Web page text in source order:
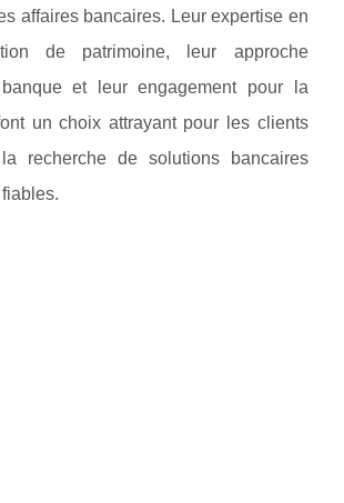
affaires bancaires. Leur expertise en
de patrimoine, leur approche
et leur engagement pour la
un choix attrayant pour les clients
recherche de solutions bancaires